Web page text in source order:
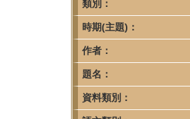
史
研
究
所-
類別：
時期(主題)：
作者：
題名：
資料類別：